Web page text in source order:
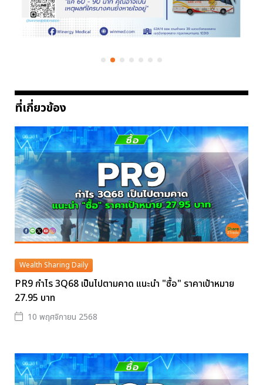
ที่เกี่ยวข้อง
Wealth Sharing Daily
PR9 กำไร 3Q68 เป็นไปตามคาด แนะนำ "ซื้อ" ราคาเป้าหมาย
27.95 บาท
10 พฤศจิกายน 2568